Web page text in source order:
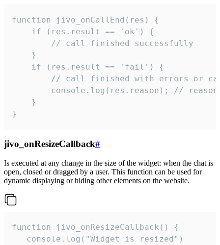
function jivo_onCallEnd(res) {
    if (res.result == 'ok') {
        // call finished successfully
    }
    if (res.result == 'fail') {
// call finished with errors or
console.log(res.reason); //
    }
}
jivo_onResizeCallback#
Is executed at any change in the size of the widget: when the chat is
open, closed or dragged by a user. This function can be used for
dynamic displaying or hiding other elements on the website.
function jivo_onResizeCallback() {
   console.log("Widget is resized")